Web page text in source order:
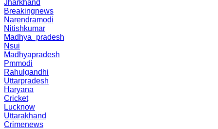
Jharkhand
Breakingnews
Narendramodi
Nitishkumar
Madhya_pradesh
Nsui
Madhyapradesh
Pmmodi
Rahulgandhi
Uttarpradesh
Haryana
Cricket
Lucknow
Uttarakhand
Crimenews